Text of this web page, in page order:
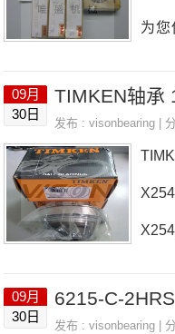
为您
的
09月
30日
发布 :visonbearing |
09月
30日
发布 :visonbearing |